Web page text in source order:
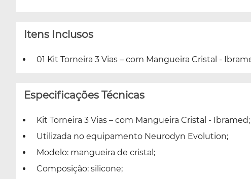
Itens Inclusos
01 Kit Torneira 3 Vias – com Mangueira Cristal -
Especificações Técnicas
Kit Torneira 3 Vias – com Mangueira Cristal - Ibramed;
Utilizada no equipamento Neurodyn Evolution;
Modelo: mangueira de cristal;
Composição: silicone;